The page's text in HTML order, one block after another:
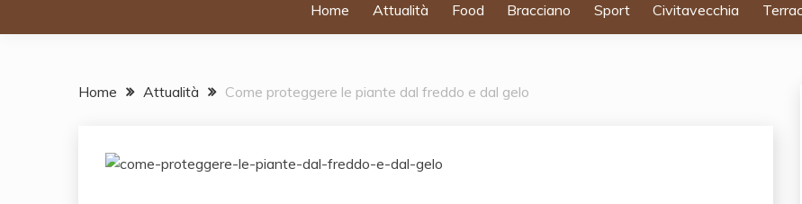
Home Attualità Food Bracciano Sport Civitavecchia
Home Attualità Come proteggere le piante dal freddo e dal gelo